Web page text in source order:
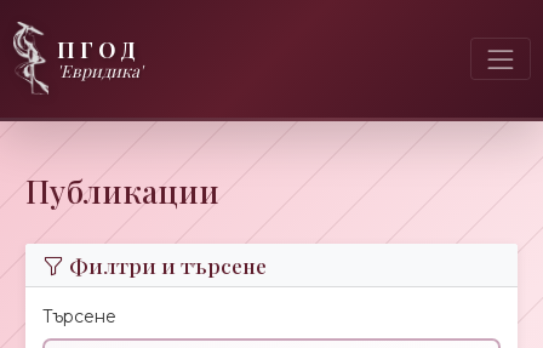
ПГОД
'Евридика'
Публикации
Филтри и търсене
Търсене